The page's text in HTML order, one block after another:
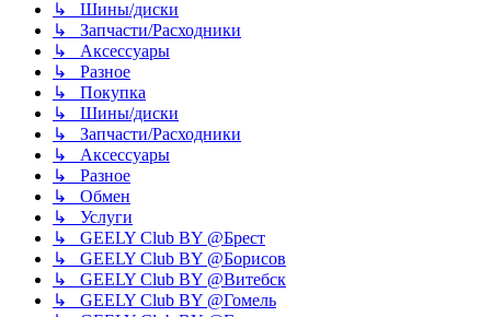
↳ Шины/диски
↳ Запчасти/Расходники
↳ Аксессуары
↳ Разное
↳ Покупка
↳ Шины/диски
↳ Запчасти/Расходники
↳ Аксессуары
↳ Разное
↳ Обмен
↳ Услуги
↳ GEELY Club BY @Брест
↳ GEELY Club BY @Борисов
↳ GEELY Club BY @Витебск
↳ GEELY Club BY @Гомель